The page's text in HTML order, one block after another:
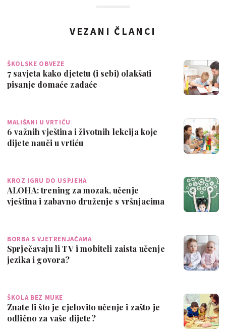
VEZANI ČLANCI
ŠKOLSKE OBVEZE
7 savjeta kako djetetu (i sebi) olakšati
pisanje domaće zadaće
MALIŠANI U VRTIĆU
6 važnih vještina i životnih lekcija koje
dijete nauči u vrtiću
KROZ IGRU DO USPJEHA
ALOHA: trening za mozak, učenje
vještina i zabavno druženje s vršnjacima
BORBA S VJETRENJAČAMA
Sprječavaju li TV i mobiteli zaista učenje
jezika i govora?
ŠKOLA BEZ MUKE
Znate li što je cjelovito učenje i zašto je
odlično za vaše dijete?